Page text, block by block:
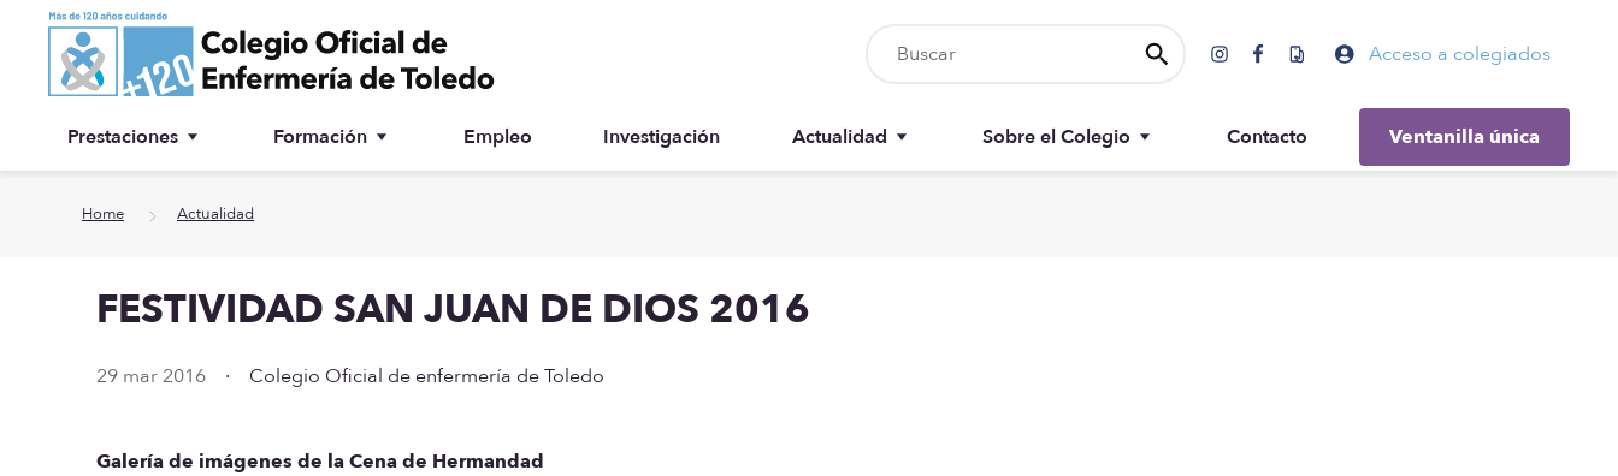
Ir a contenido principal Acceso a colegiados
Prestaciones
Asesoría jurídica
Especialidades
Formación Empleo Investigación Actualidad
Recursos
Sobre el Colegio Contacto Ventanilla única
Home Actualidad
FESTIVIDAD SAN JUAN DE DIOS 2016
29 mar 2016 · Colegio Oficial de enfermería de Toledo
Galería de imágenes de la Cena de Hermandad